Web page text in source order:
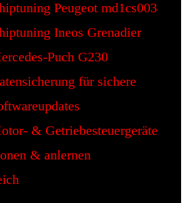
Peugeot md1cs003
Ineos Grenadier
Puch G230
für sichere
& Getriebesteuergeräte
& anlernen